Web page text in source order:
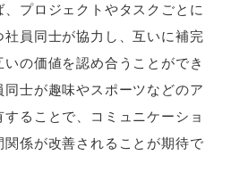
プロジェクトやタスクごとに
社員同士が協力し、互いに補完
いの価値を認め合うことができ
同士が趣味やスポーツなどのア
することで、コミュニケーショ
関係が改善されることが期待で